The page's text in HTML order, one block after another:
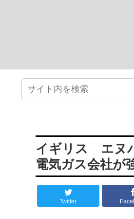
イギリス エヌ
電気ガス会社が
Twitter